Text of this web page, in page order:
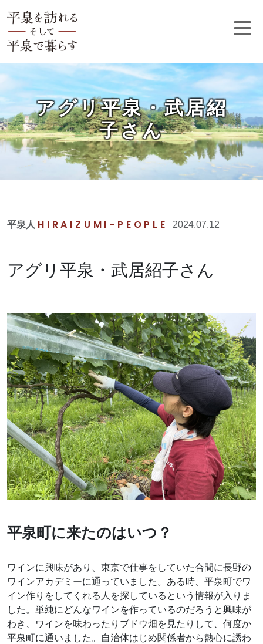
アグリ平泉・武居紹
子さん
平泉人 HIRAIZUMI-PEOPLE 2024.07.12
アグリ平泉・武居紹子さん
平泉町に来たのはいつ？
ワインに興味があり、東京で仕事をしていた合間に長野の
ワインアカデミーに通っていました。ある時、平泉町でワ
イン作りをしてくれる人を探しているという情報が入りま
した。単純にどんなワインを作っているのだろうと興味が
わき、ワインを味わったりブドウ畑を見たりして、何度か
平泉町に通いました。自治体はじめ関係者から熱心に誘わ